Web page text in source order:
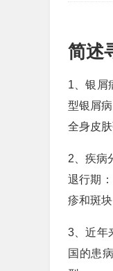
简述
1、银屑
型银屑
全身皮
2、疾病
退行期
疹和斑
3、近年
国的患